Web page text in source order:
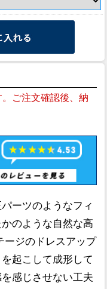
ご注文確認後、納
ーツのようなフィ
のような自然な高
ージのドレスアップ
起こして成形して
感じさせない工夫